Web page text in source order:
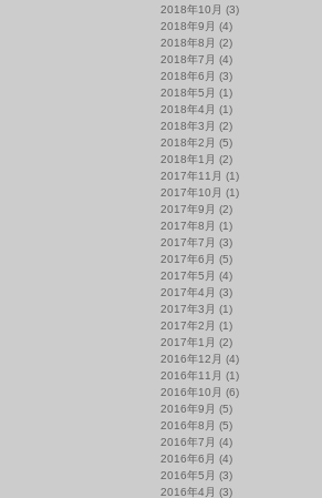
2018年10月 (3)
2018年9月 (4)
2018年8月 (2)
2018年7月 (4)
2018年6月 (3)
2018年5月 (1)
2018年4月 (1)
2018年3月 (2)
2018年2月 (5)
2018年1月 (2)
2017年11月 (1)
2017年10月 (1)
2017年9月 (2)
2017年8月 (1)
2017年7月 (3)
2017年6月 (5)
2017年5月 (4)
2017年4月 (3)
2017年3月 (1)
2017年2月 (1)
2017年1月 (2)
2016年12月 (4)
2016年11月 (1)
2016年10月 (6)
2016年9月 (5)
2016年8月 (5)
2016年7月 (4)
2016年6月 (4)
2016年5月 (3)
2016年4月 (3)